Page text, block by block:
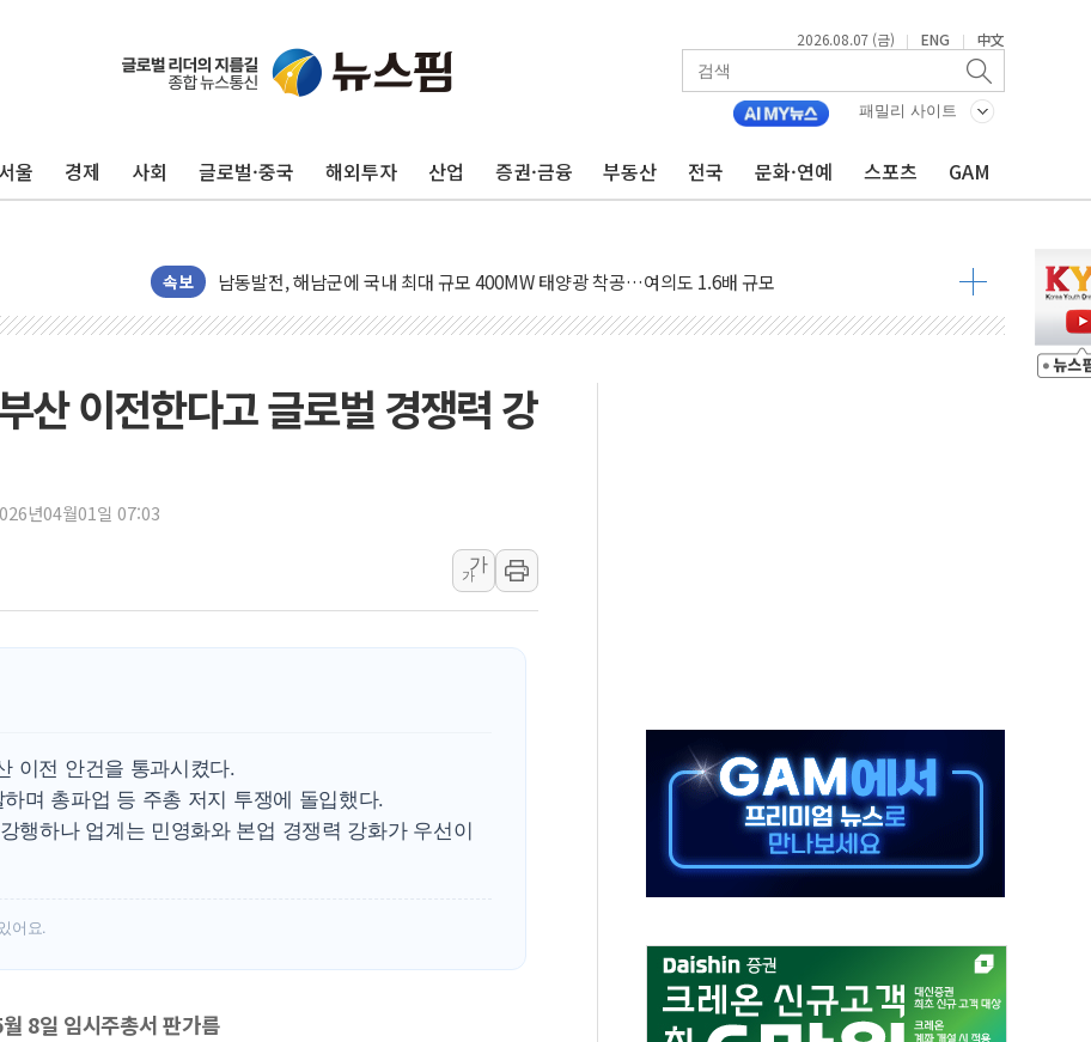
2026.08.07 (금) | ENG | 中文
패밀리 사이트
울 경제 사회 글로벌·중국 해외투자 산업 증권·금융 부동산 전국 문화·연예 스포츠 GAM
속보
특정 정치인 측근 포항시 정책특보 내정설...포항시 '시끌'
李 "해남 태양광, 대한민국 다음 100년 밑거름…수도권 집중 완화 전환점"
李 대통령, '6시간 마라톤 부동산 2차 회의' 주재… "전폭적 공급 확대·속도전 총력"
트럼프, 中 겨냥 폴리실리콘 관세 15% 부과…美 태양광주 급등
[사진] 빈살만과 에르도안의 만남
남동발전, 해남군에 국내 최대 규모 400MW 태양광 착공…여의도 1.6배 규모
[인도증시] 중동 불안 속 유가 상승에 소폭 하락...금융주 낙폭 커
폭염 누그러지고 가뭄 숙지나...경북동해안권 8~9일 최대 100mm 호우
사우디·튀르키예·파키스탄, '공동방위협정' 체결… 수니파 국가들의 새 안보 협력 구도
[코인시황] 비트코인 6만4000달러대 횡보…고래·ETF 매수에도 고유가·금리·입법 지연 '삼중 부담'
[베트남 증시] 유동성 부진 지속, 강보합 마감...석유·가스주 올랐지만 빈그룹이 상쇄
산 이전한다고 글로벌 경쟁력 강
년04월01일 07:03
가
가
이전 안건을 통과시켰다.
며 총파업 등 주총 저지 투쟁에 돌입했다.
행하나 업계는 민영화와 본업 경쟁력 강화가 우선이
어요.
8일 임시주총서 판가름